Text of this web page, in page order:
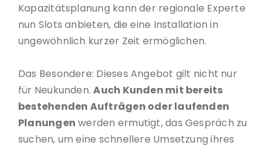
Kapazitätsplanung kann der regionale Experte
nun Slots anbieten, die eine Installation in
ungewöhnlich kurzer Zeit ermöglichen.
Das Besondere: Dieses Angebot gilt nicht nur
für Neukunden.Auch Kunden mit bereits
bestehenden Aufträgen oder laufenden
Planungen werden ermutigt, das Gespräch zu
suchen, um eine schnellere Umsetzung ihres